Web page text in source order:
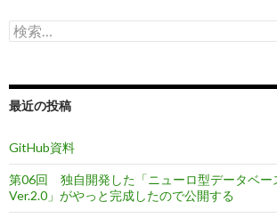
検
索:
最近の投稿
GitHub資料
第06回 独自開発した「ニューロ型データベー
Ver.2.0」がやっと完成したので公開する